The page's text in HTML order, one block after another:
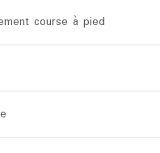
course à pied